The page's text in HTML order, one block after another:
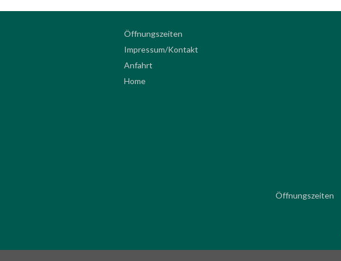
Öffnungszeiten
Impressum/Kontakt
Anfahrt
Home
Öffnungszeiten